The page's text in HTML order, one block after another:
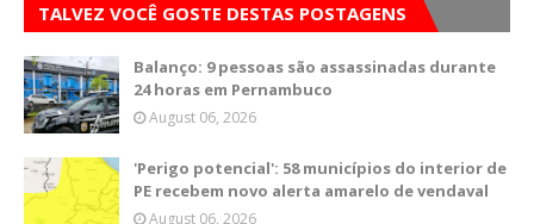
TALVEZ VOCÊ GOSTE DESTAS POSTAGENS
Balanço: 9 pessoas são assassinadas durante
24 horas em Pernambuco
August 06, 2026
'Perigo potencial': 58 municípios do interior de
PE recebem novo alerta amarelo de vendaval
August 06, 2026